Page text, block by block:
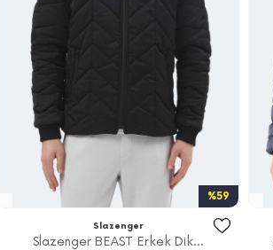
%59
Slazenger
Slazenger BEAST Erkek Dik...